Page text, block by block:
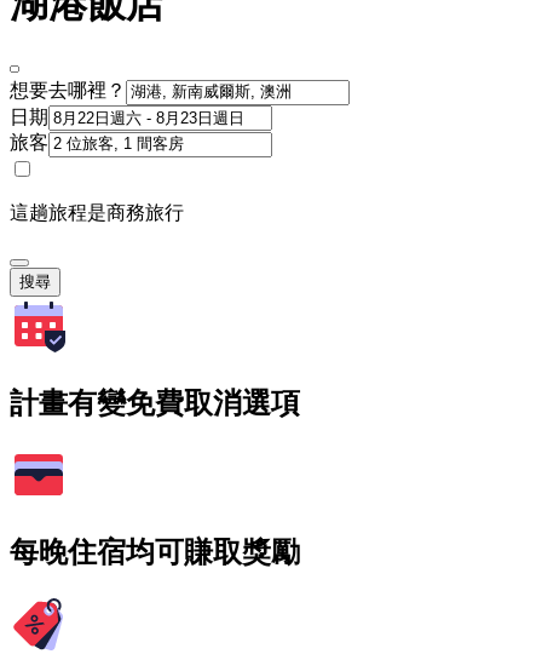
想要去哪裡？
日期
旅客
這趟旅程是商務旅行
搜尋
計畫有變免費取消選項
每晚住宿均可賺取獎勵